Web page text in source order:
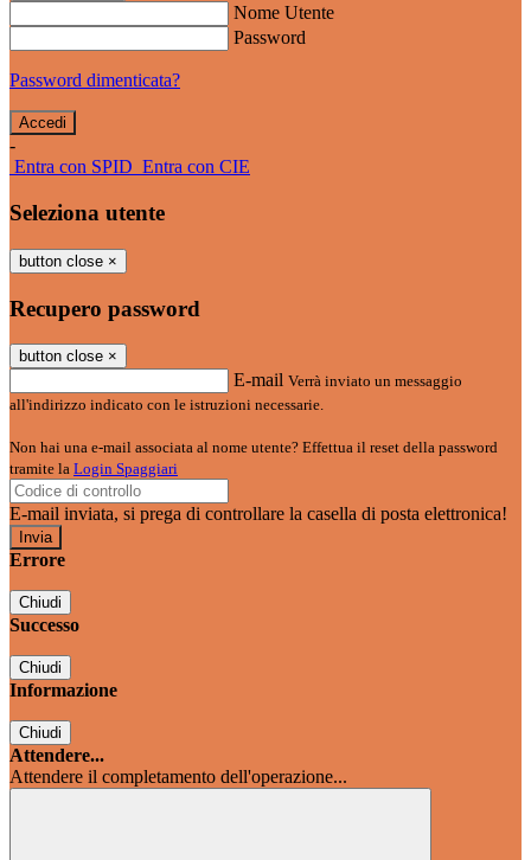
Nome Utente
Password
Password dimenticata?
-
Entra con SPID Entra con CIE
Seleziona utente
button close ×
Recupero password
button close ×
E-mail Verrà inviato un messaggio
all'indirizzo indicato con le istruzioni necessarie.
Non hai una e-mail associata al nome utente? Effettua il reset della password
tramite la Login Spaggiari
E-mail inviata, si prega di controllare la casella di posta elettronica!
Errore
Chiudi
Successo
Chiudi
Informazione
Chiudi
Attendere...
Attendere il completamento dell'operazione...